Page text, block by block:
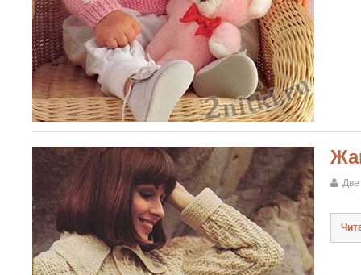
Две